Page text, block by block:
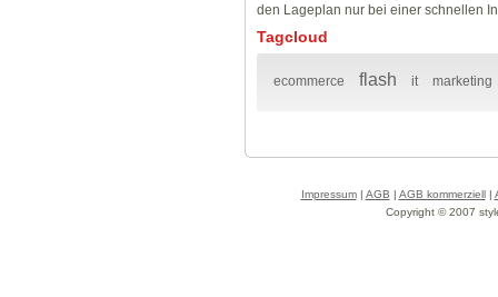
den Lageplan nur bei einer schnellen
Tagcloud
ecommerce flash it marketing
Impressum| AGB | AGB kommerziell|
Copyright © 2007